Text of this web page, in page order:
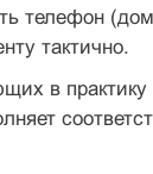
телефон
тактично.
в